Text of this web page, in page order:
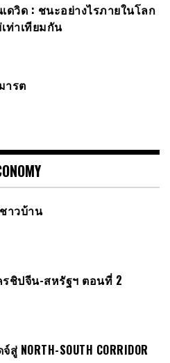
ดวิด : ชนะอย่างไรภายในโลก
ท่าเทียมกัน
ารต
าวบ้าน
ชิปจีน-สหรัฐฯ ตอนที่ 2
NORTH-SOUTH CORRIDOR